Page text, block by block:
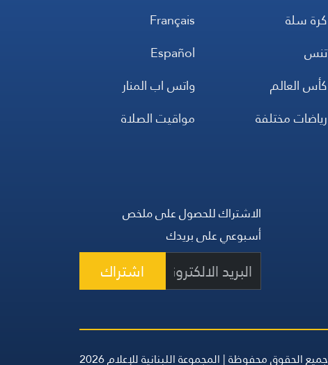
كرة سلة
تنس
كأس العالم
رياضات مختلفة
Français
Español
واتس اب المنار
مواقيت الصلاة
الاشتراك للحصول على ملخص
أسبوعي على بريدك
اشتراك
جميع الحقوق محفوظة | المجموعة اللبنانية للإعلام 2026